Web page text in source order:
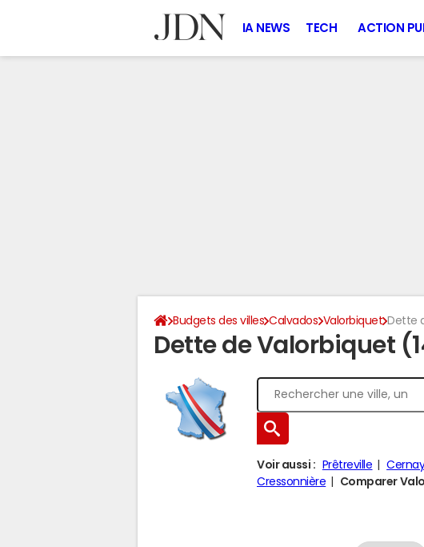
IA NEWS TECH ACTION
Budgets des villes Calvados Valorbiquet Dette
Dette de Valorbiquet
Voir aussi : Prêtreville
Cressonnière
Comparer